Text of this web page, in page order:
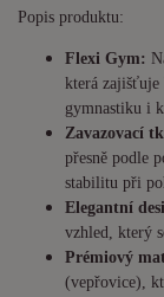
Popis produktu:
Flexi Gym:
která zajišťuje
gymnastiku i
Zavazovací
přesně podle
stabilitu při
Elegantní
vzhled, který
Prémiový
(vepřovice),